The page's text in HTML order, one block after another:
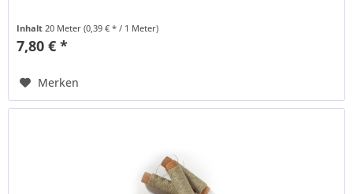
Inhalt20 Meter(0,39 € * / 1 Meter)
7,80 € *
Merken